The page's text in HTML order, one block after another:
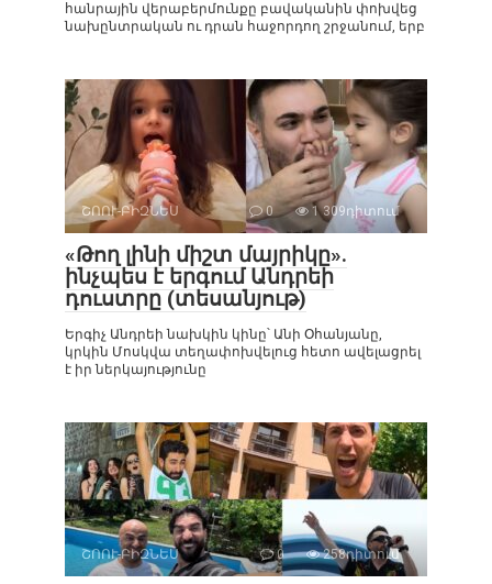
հանրային վերաբերմունքը բավականին փոխվեց
նախընտրական ու դրան հաջորդող շրջանում, երբ
ՇՈՈՒ-ԲԻԶՆԵՍ 0 1 309դիտում
«Թող լինի միշտ մայրիկը».
ինչպես է երգում Անդրեի
դուստրը (տեսանյութ)
Երգիչ Անդրեի նախկին կինը՝ Անի Օհանյանը,
կրկին Մոսկվա տեղափոխվելուց հետո ավելացրել
է իր ներկայությունը
ՇՈՈՒ-ԲԻԶՆԵՍ 0 258դիտում